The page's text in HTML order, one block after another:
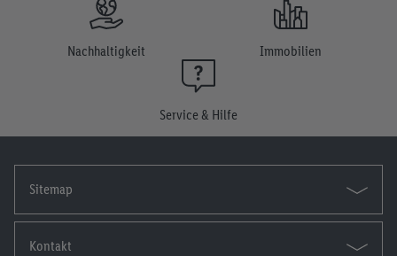
Nachhaltigkeit Immobilien
Service & Hilfe
Sitemap
Kontakt